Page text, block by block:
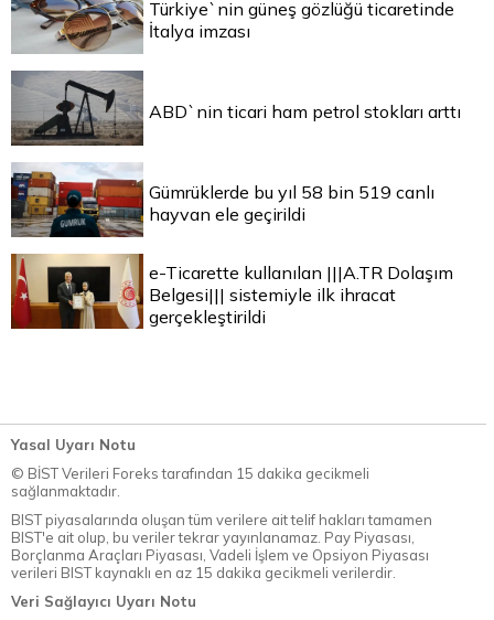
Türkiye`nin güneş gözlüğü ticaretinde
İtalya imzası
ABD`nin ticari ham petrol stokları arttı
Gümrüklerde bu yıl 58 bin 519 canlı
hayvan ele geçirildi
e-Ticarette kullanılan |||A.TR Dolaşım
Belgesi||| sistemiyle ilk ihracat
gerçekleştirildi
Yasal Uyarı Notu
© BİST Verileri Foreks tarafından 15 dakika gecikmeli
sağlanmaktadır.
BIST piyasalarında oluşan tüm verilere ait telif hakları tamamen
BIST'e ait olup, bu veriler tekrar yayınlanamaz. Pay Piyasası,
Borçlanma Araçları Piyasası, Vadeli İşlem ve Opsiyon Piyasası
verileri BIST kaynaklı en az 15 dakika gecikmeli verilerdir.
Veri Sağlayıcı Uyarı Notu